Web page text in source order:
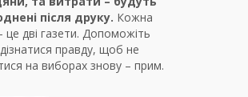
після друку. Кожна
це дві газети. Допоможіть
дізнатися правду, щоб не
на виборах знову – прим.